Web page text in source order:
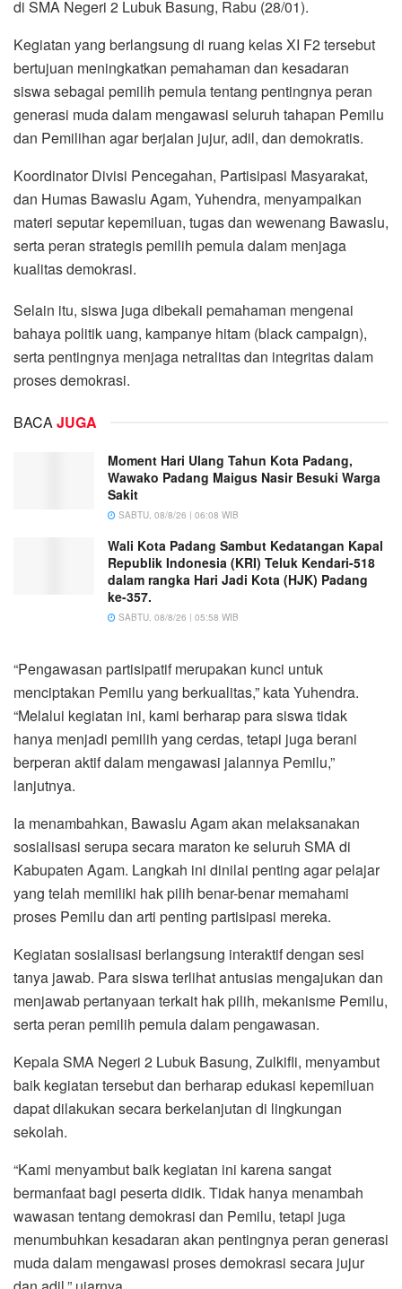
di SMA Negeri 2 Lubuk Basung, Rabu (28/01).
Kegiatan yang berlangsung di ruang kelas XI F2 tersebut
bertujuan meningkatkan pemahaman dan kesadaran
siswa sebagai pemilih pemula tentang pentingnya peran
generasi muda dalam mengawasi seluruh tahapan Pemilu
dan Pemilihan agar berjalan jujur, adil, dan demokratis.
Koordinator Divisi Pencegahan, Partisipasi Masyarakat,
dan Humas Bawaslu Agam, Yuhendra, menyampaikan
materi seputar kepemiluan, tugas dan wewenang Bawaslu,
serta peran strategis pemilih pemula dalam menjaga
kualitas demokrasi.
Selain itu, siswa juga dibekali pemahaman mengenai
bahaya politik uang, kampanye hitam (black campaign),
serta pentingnya menjaga netralitas dan integritas dalam
proses demokrasi.
BACA JUGA
Moment Hari Ulang Tahun Kota Padang,
Wawako Padang Maigus Nasir Besuki Warga
Sakit
SABTU, 08/8/26 | 06:08 WIB
Wali Kota Padang Sambut Kedatangan Kapal
Republik Indonesia (KRI) Teluk Kendari-518
dalam rangka Hari Jadi Kota (HJK) Padang
ke-357.
SABTU, 08/8/26 | 05:58 WIB
“Pengawasan partisipatif merupakan kunci untuk
menciptakan Pemilu yang berkualitas,” kata Yuhendra.
“Melalui kegiatan ini, kami berharap para siswa tidak
hanya menjadi pemilih yang cerdas, tetapi juga berani
berperan aktif dalam mengawasi jalannya Pemilu,”
lanjutnya.
Ia menambahkan, Bawaslu Agam akan melaksanakan
sosialisasi serupa secara maraton ke seluruh SMA di
Kabupaten Agam. Langkah ini dinilai penting agar pelajar
yang telah memiliki hak pilih benar-benar memahami
proses Pemilu dan arti penting partisipasi mereka.
Kegiatan sosialisasi berlangsung interaktif dengan sesi
tanya jawab. Para siswa terlihat antusias mengajukan dan
menjawab pertanyaan terkait hak pilih, mekanisme Pemilu,
serta peran pemilih pemula dalam pengawasan.
Kepala SMA Negeri 2 Lubuk Basung, Zulkifli, menyambut
baik kegiatan tersebut dan berharap edukasi kepemiluan
dapat dilakukan secara berkelanjutan di lingkungan
sekolah.
“Kami menyambut baik kegiatan ini karena sangat
bermanfaat bagi peserta didik. Tidak hanya menambah
wawasan tentang demokrasi dan Pemilu, tetapi juga
menumbuhkan kesadaran akan pentingnya peran generasi
muda dalam mengawasi proses demokrasi secara jujur